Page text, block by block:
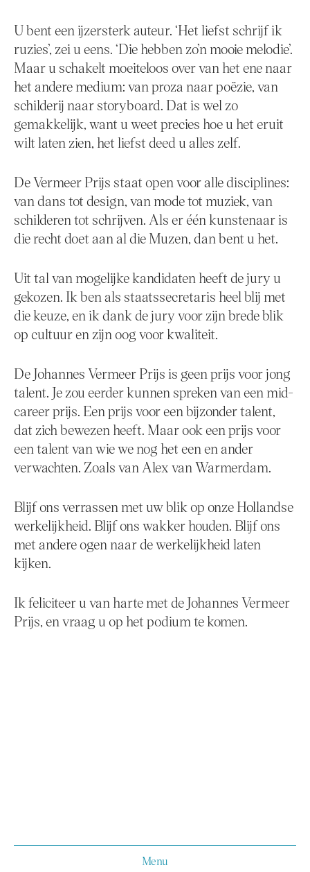
U bent een ijzersterk auteur. ‘Het liefst schrijf ik
ruzies’, zei u eens. ‘Die hebben zo’n mooie melodie’.
Maar u schakelt moeiteloos over van het ene naar
het andere medium: van proza naar poëzie, van
schilderij naar storyboard. Dat is wel zo
gemakkelijk, want u weet precies hoe u het eruit
wilt laten zien, het liefst deed u alles zelf.
De Vermeer Prijs staat open voor alle disciplines:
van dans tot design, van mode tot muziek, van
schilderen tot schrijven. Als er één kunstenaar is
die recht doet aan al die Muzen, dan bent u het.
Uit tal van mogelijke kandidaten heeft de jury u
gekozen. Ik ben als staatssecretaris heel blij met
die keuze, en ik dank de jury voor zijn brede blik
op cultuur en zijn oog voor kwaliteit.
De Johannes Vermeer Prijs is geen prijs voor jong
talent. Je zou eerder kunnen spreken van een mid-
career prijs. Een prijs voor een bijzonder talent,
dat zich bewezen heeft. Maar ook een prijs voor
een talent van wie we nog het een en ander
verwachten. Zoals van Alex van Warmerdam.
Blijf ons verrassen met uw blik op onze Hollandse
werkelijkheid. Blijf ons wakker houden. Blijf ons
met andere ogen naar de werkelijkheid laten
kijken.
Ik feliciteer u van harte met de Johannes Vermeer
Prijs, en vraag u op het podium te komen.
Menu